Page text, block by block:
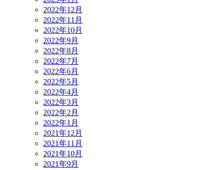
2022年12月
2022年11月
2022年10月
2022年9月
2022年8月
2022年7月
2022年6月
2022年5月
2022年4月
2022年3月
2022年2月
2022年1月
2021年12月
2021年11月
2021年10月
2021年9月